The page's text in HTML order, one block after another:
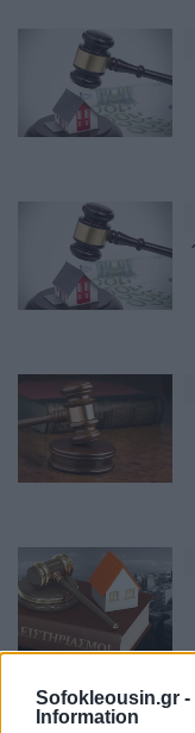
Sofokleousin.gr -
Information